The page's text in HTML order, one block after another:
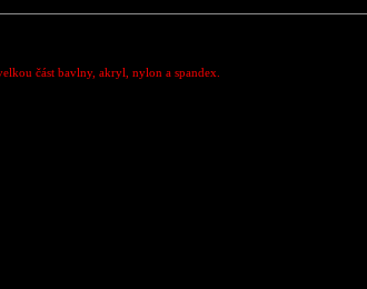
část bavlny, akryl, nylon a spandex.